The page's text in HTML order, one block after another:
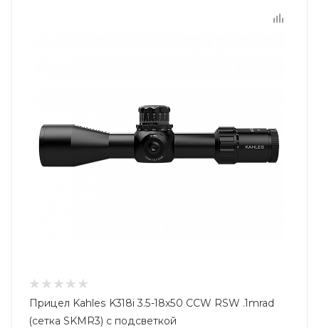
Прицел Kahles K318i 3.5-18x50 CCW RSW .1mrad
(сетка SKMR3) с подсветкой